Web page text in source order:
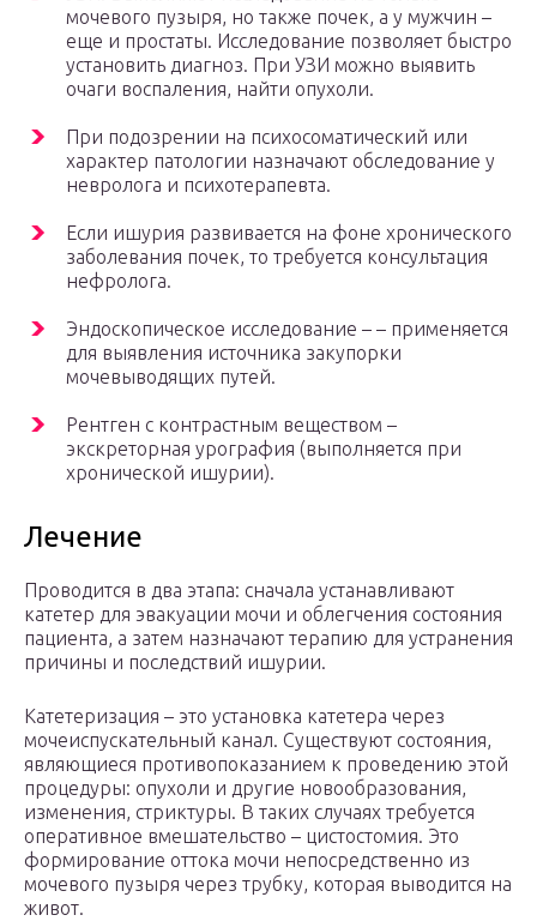
мочевого пузыря, но также почек, а у мужчин –
еще и простаты. Исследование позволяет быстро
установить диагноз. При УЗИ можно выявить
очаги воспаления, найти опухоли.
При подозрении на психосоматический или
характер патологии назначают обследование у
невролога и психотерапевта.
Если ишурия развивается на фоне хронического
заболевания почек, то требуется консультация
нефролога.
Эндоскопическое исследование – – применяется
для выявления источника закупорки
мочевыводящих путей.
Рентген с контрастным веществом –
экскреторная урография (выполняется при
хронической ишурии).
Лечение
Проводится в два этапа: сначала устанавливают
катетер для эвакуации мочи и облегчения состояния
пациента, а затем назначают терапию для устранения
причины и последствий ишурии.
Катетеризация – это установка катетера через
мочеиспускательный канал. Существуют состояния,
являющиеся противопоказанием к проведению этой
процедуры: опухоли и другие новообразования,
изменения, стриктуры. В таких случаях требуется
оперативное вмешательство – цистостомия. Это
формирование оттока мочи непосредственно из
мочевого пузыря через трубку, которая выводится на
живот.